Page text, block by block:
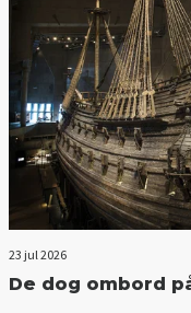
23 jul 2026
De dog ombord